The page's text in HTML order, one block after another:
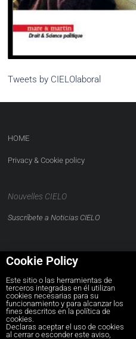
Tweets by CIELOlaboral
HOME
Privacy & Cookie policy
Nouvelles CIELO
Suscríbete a Noticias CIELO
CONTACTO
comunidad@cielolaboral.com
Cookie Policy
Este sitio o las herramientas de
terceros integradas en él utilizan
cookies necesarias para su
funcionamiento y para alcanzar los
fines descritos en la política de
cookies.
Declaras aceptar el uso de cookies
al cerrar o esconder este aviso,